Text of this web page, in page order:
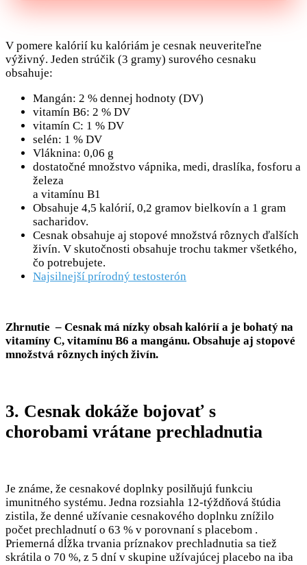
V pomere kalórií ku kalóriám je cesnak neuveriteľne
výživný. Jeden strúčik (3 gramy) surového cesnaku
obsahuje:
Mangán: 2 % dennej hodnoty (DV)
vitamín B6: 2 % DV
vitamín C: 1 % DV
selén: 1 % DV
Vláknina: 0,06 g
dostatočné množstvo vápnika, medi, draslíka, fosforu a
železa
a vitamínu B1
Obsahuje 4,5 kalórií, 0,2 gramov bielkovín a 1 gram
sacharidov.
Cesnak obsahuje aj stopové množstvá rôznych ďalších
živín. V skutočnosti obsahuje trochu takmer všetkého,
čo potrebujete.
Najsilnejší prírodný testosterón
Zhrnutie – Cesnak má nízky obsah kalórií a je bohatý na
vitamíny C, vitamínu B6 a mangánu. Obsahuje aj stopové
množstvá rôznych iných živín.
3. Cesnak dokáže bojovať s
chorobami vrátane prechladnutia
Je známe, že cesnakové doplnky posilňujú funkciu
imunitného systému. Jedna rozsiahla 12-týždňová štúdia
zistila, že denné užívanie cesnakového doplnku znížilo
počet prechladnutí o 63 % v porovnaní s placebom .
Priemerná dĺžka trvania príznakov prechladnutia sa tiež
skrátila o 70 %, z 5 dní v skupine užívajúcej placebo na iba